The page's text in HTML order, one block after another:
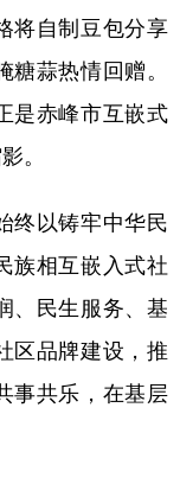
军事
政务
溯源中国
悦读
上市公司
将自制豆包分享
蒜热情回赠。
是赤峰市互嵌式
。
以铸牢中华民
族相互嵌入式社
、民生服务、基
区品牌建设，推
事共乐，在基层